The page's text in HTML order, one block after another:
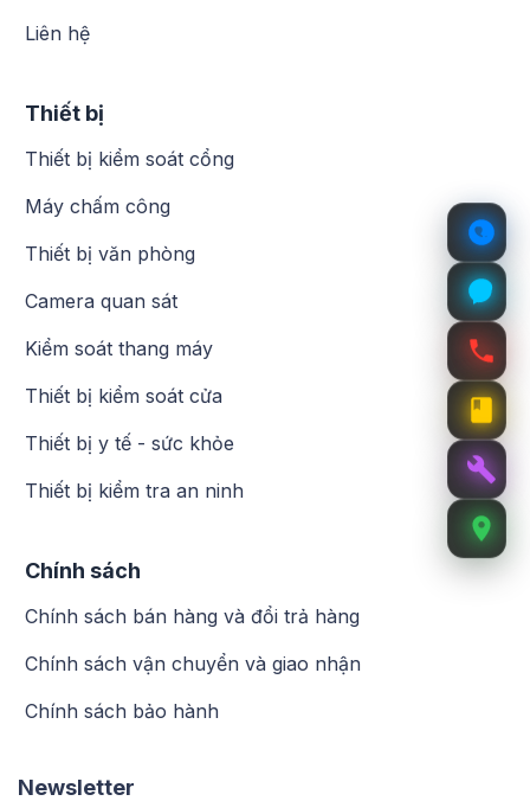
Liên hệ
Thiết bị
Thiết bị kiểm soát cổng
Máy chấm công
Thiết bị văn phòng
Camera quan sát
Kiểm soát thang máy
Thiết bị kiểm soát cửa
Thiết bị y tế - sức khỏe
Thiết bị kiểm tra an ninh
Chính sách
Chính sách bán hàng và đổi trả hàng
Chính sách vận chuyển và giao nhận
Chính sách bảo hành
Newsletter